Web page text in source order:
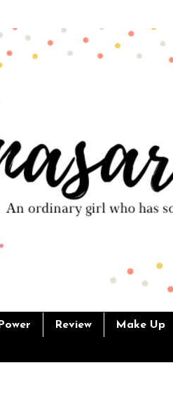
Review Make Up